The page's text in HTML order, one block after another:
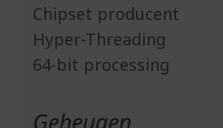
Chipset producent
Hyper-Threading
64-bit processing
Geheugen